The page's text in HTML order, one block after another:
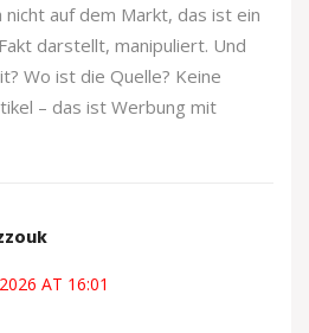
nicht auf dem Markt, das ist ein
darstellt, manipuliert. Und
Wo ist die Quelle? Keine
– das ist Werbung mit
AT 16:01